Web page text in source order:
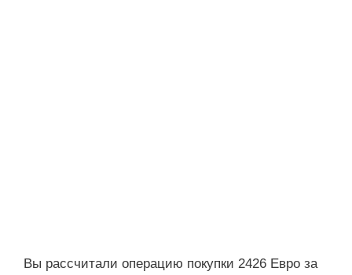
Вы рассчитали операцию покупки 2426 Евро за